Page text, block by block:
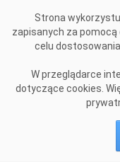
Strona
zapisanych za
celu
W przeglądarce
dotyczące cookies.